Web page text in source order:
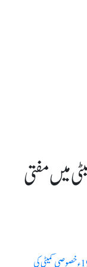
میں مفتی
دوسری آئینی ترمیم 1974ء خصوصی کمیٹی کی